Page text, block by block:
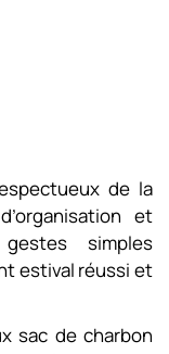
de la
et
simples
estival réussi et
sac de charbon